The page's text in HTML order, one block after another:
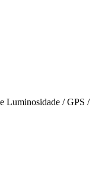
Luminosidade / GPS /